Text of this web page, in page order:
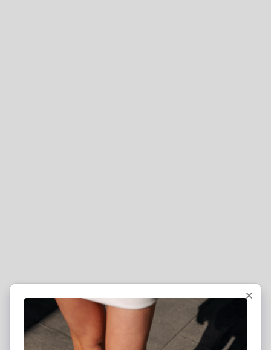
Костюм смугастий фіолетовий MONTE
3 590 грн